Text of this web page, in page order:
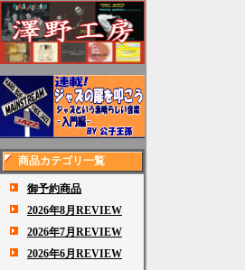
商品カテゴリ一覧
御予約商品
2026年8月REVIEW
2026年7月REVIEW
2026年6月REVIEW